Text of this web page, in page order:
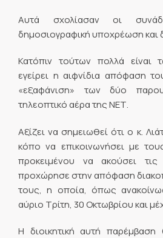
Αυτά σχολίασαν οι
δημοσιογραφική υποχρέωση και
Κατόπιν τούτων πολλά είναι
εγείρει η αιφνίδια απόφαση
«εξαφάνιση» των δύο
τηλεοπτικό αέρα της ΝΕΤ.
Αξίζει να σημειωθεί ότι ο κ.
κόπο να επικοινωνήσει με
προκειμένου να ακούσει
προχώρησε στην απόφαση
τους, η οποία, όπως
αύριο Τρίτη, 30 Οκτωβρίου και
Η διοικητική αυτή παρέμβαση